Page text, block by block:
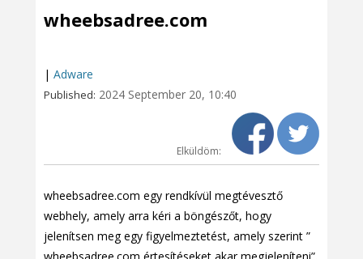
wheebsadree.com
| Adware
Published: 2024 September 20, 10:40
Elküldöm:
wheebsadree.com egy rendkívül megtévesztő
webhely, amely arra kéri a böngészőt, hogy
jelenítsen meg egy figyelmeztetést, amely szerint ”